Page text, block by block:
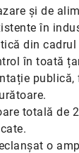
și de
în
din
în toată
publică,
totală de
o